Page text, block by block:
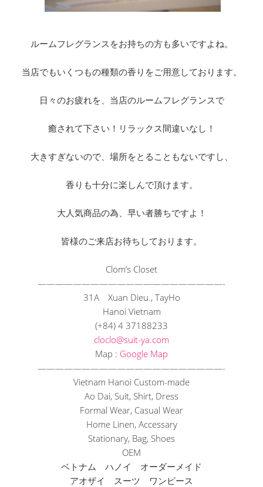
ルームフレグランスをお持ちの方も多いですよね。
当店でもいくつもの種類の香りをご用意しております。
日々のお疲れを、当店のルームフレグランスで
癒されて下さい！リラックス間違いなし！
大きすぎないので、場所をとることもないですし、
香りも十分に楽しんで頂けます。
大人気商品の為、早い者勝ちですよ！
皆様のご来店お待ちしております。
Clom’s Closet
—————————————————————-
31A Xuan Dieu., TayHo
Hanoi Vietnam
(+84) 4 37188233
cloclo@suit-ya.com
Map : Google Map
—————————————————————-
Vietnam Hanoi Custom-made
Ao Dai, Suit, Shirt, Dress
Formal Wear, Casual Wear
Home Linen, Accessary
Stationary, Bag, Shoes
OEM
ベトナム ハノイ オーダーメイド
アオザイ スーツ ワンピース